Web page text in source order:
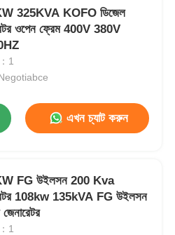
325KVA KOFO ডিজেল
ওপেন ফ্রেম 400V 380V
1
এখন চ্যাট করুন
FG উইলসন 200 Kva
108kw 135kVA FG উইলসন
1